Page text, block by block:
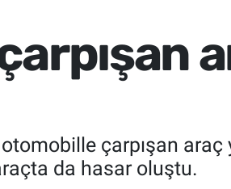
çarpışan
da hasar oluştu.